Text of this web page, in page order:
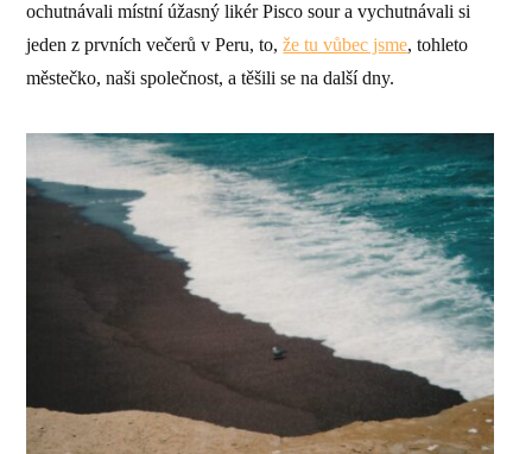
ochutnávali místní úžasný likér Pisco sour a vychutnávali si
jeden z prvních večerů v Peru, to,že tu vůbec jsme, tohleto
městečko, naši společnost, a těšili se na další dny.